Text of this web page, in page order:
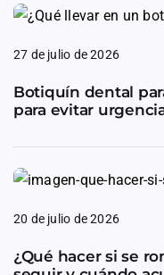
27 de julio de 2026
Botiquín dental
para evitar
20 de julio de 2026
¿Qué hacer si se